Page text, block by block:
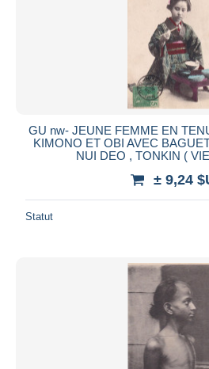
GU nw- JEUNE FEMME EN
KIMONO ET OBI AVEC
NUI DEO , TONKIN (
± 9,24
Statut